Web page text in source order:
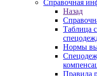
Справочная
Назад
Таблица
Нормы
Правила